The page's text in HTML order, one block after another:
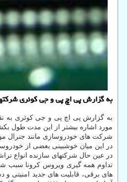
به گزارش پی اچ پی و جی کوئری
مورد اشاره بیشتر از این مدت طول
شرکت های خودروسازی مانند جنرال موتورز، فورد موتور و هیوندایی
در این میان خوشبینی بعضی از خودروسازان
در عین حال شرکتهای سازنده انواع
تداوم همه گیری ویروس کرونا سبب
های برقی، قابلیت های جدید امنیتی و